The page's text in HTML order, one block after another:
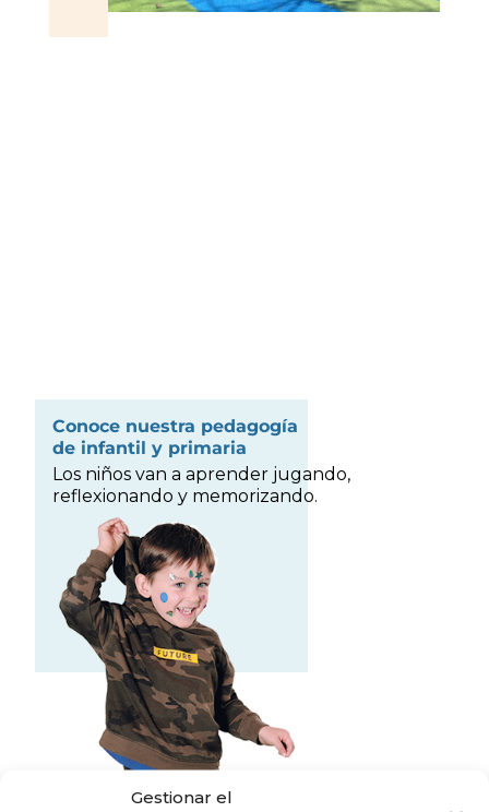
Gestionar el
Conoce nuestra pedagogía
de infantil y primaria
Los niños van a aprender jugando,
reflexionando y memorizando.